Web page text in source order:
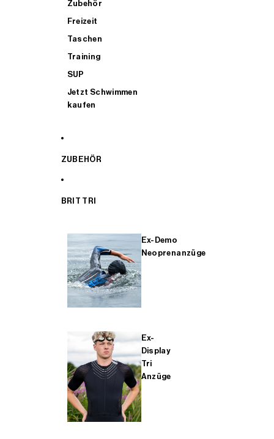
Zubehör
Freizeit
Taschen
Training
SUP
Jetzt Schwimmen
kaufen
ZUBEHÖR
BRIT TRI
Ex-Demo
Neoprenanzüge
Ex-
Display
Tri
Anzüge